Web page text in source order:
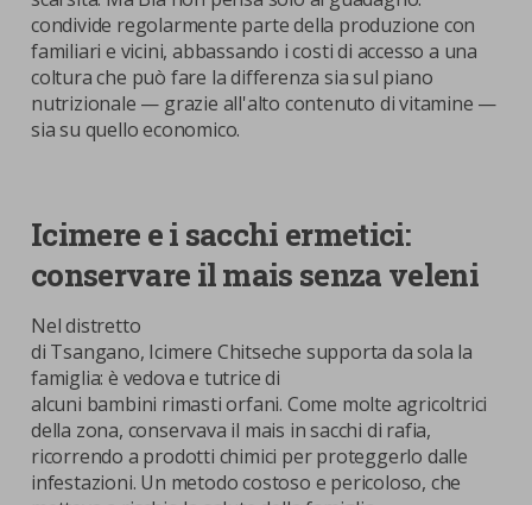
condivide regolarmente parte della produzione con
familiari e vicini, abbassando i costi di accesso a una
coltura che può fare la differenza sia sul piano
nutrizionale — grazie all'alto contenuto di vitamine —
sia su quello economico.
Icimere e i sacchi ermetici:
conservare il mais senza veleni
Nel distretto
di Tsangano, Icimere Chitseche supporta da sola la
famiglia: è vedova e tutrice di
alcuni bambini rimasti orfani. Come molte agricoltrici
della zona, conservava il mais in sacchi di rafia,
ricorrendo a prodotti chimici per proteggerlo dalle
infestazioni. Un metodo costoso e pericoloso, che